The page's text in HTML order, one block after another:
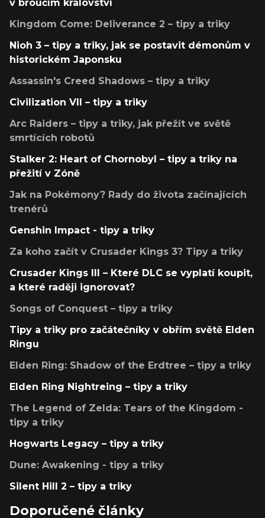
v broučím království
Kingdom Come: Deliverance 2 – tipy a triky
Nioh 3 – tipy a triky, jak se postavit démonům v
historickém Japonsku
Assassin's Creed Shadows – tipy a triky
Civilization VII – tipy a triky
Arc Raiders – tipy a triky, jak přežít ve světě
smrtících robotů
Stalker 2: Heart of Chornobyl – tipy a triky na
přežití v Zóně
Jak na Pokémony? Rady do života začínajících
trenérů
Genshin Impact - tipy a triky
Za koho začít v Crusader Kings 3? Tipy a triky
Crusader Kings III – Které DLC se vyplatí koupit,
a které raději ignorovat?
Songs of Conquest – tipy a triky
Tipy a triky pro začátečníky v obřím světě Elden
Ringu
Elden Ring: Shadow of the Erdtree – tipy a triky
Elden Ring Nightreing – tipy a triky
The Legend of Zelda: Tears of the Kingdom -
tipy a triky
Hogwarts Legacy – tipy a triky
Dune: Awakening - tipy a triky
Silent Hill 2 – tipy a triky
Doporučené články